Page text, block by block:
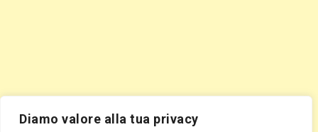
Diamo valore alla tua privacy